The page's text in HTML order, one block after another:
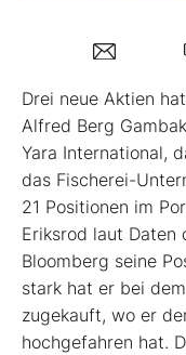
Folgen Sie uns
Kontakt
Drei neue Aktien
Alfred Berg
Yara International,
das Fischerei-
21 Positionen im
Eriksrod laut
Bloomberg seine
stark hat er bei
zugekauft, wo er
hochgefahren hat.